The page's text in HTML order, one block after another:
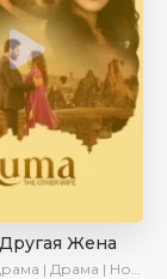
Жена
| Новинки | Сериалы 2025